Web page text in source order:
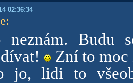
02:36:34
:
neznám. Budu
Zní to moc
jo, lidi to